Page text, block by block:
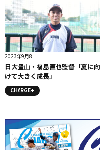
2023年9月8
日大豊山・福島直也監督「夏に向
けて大きく成長」
CHARGE+